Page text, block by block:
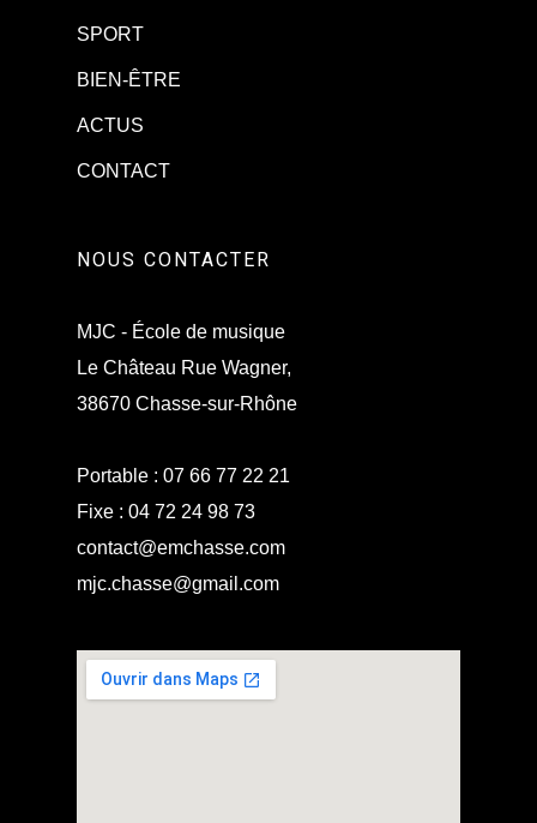
SPORT
BIEN-ÊTRE
ACTUS
CONTACT
NOUS CONTACTER
MJC - École de musique
Le Château Rue Wagner,
38670 Chasse-sur-Rhône
Portable : 07 66 77 22 21
Fixe : 04 72 24 98 73
contact@emchasse.com
mjc.chasse@gmail.com